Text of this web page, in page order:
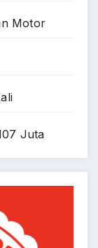
Motor
Juta